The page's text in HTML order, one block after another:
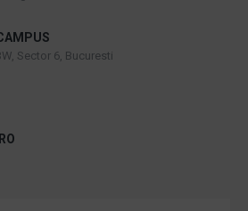
Sector 6, Bucuresti